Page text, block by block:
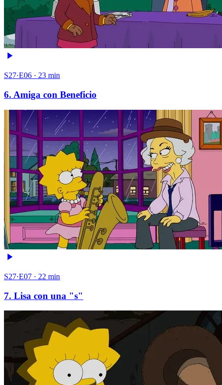
S27·E06 · 23 min
6. Amiga con Beneficio
S27·E07 · 22 min
7. Lisa con una "s"